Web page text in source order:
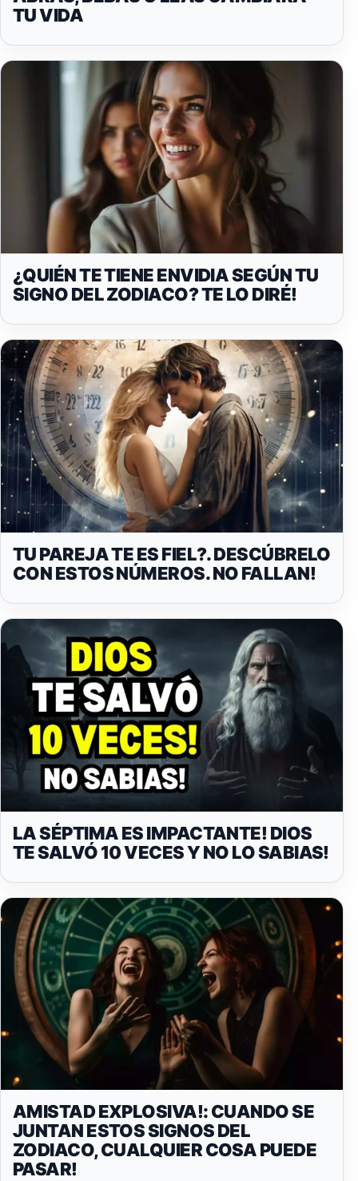
TU VIDA
¿QUIÉN TE TIENE ENVIDIA SEGÚN TU
SIGNO DEL ZODIACO? TE LO DIRÉ!
TU PAREJA TE ES FIEL?. DESCÚBRELO
CON ESTOS NÚMEROS. NO FALLAN!
LA SÉPTIMA ES IMPACTANTE! DIOS
TE SALVÓ 10 VECES Y NO LO SABIAS!
AMISTAD EXPLOSIVA!: CUANDO SE
JUNTAN ESTOS SIGNOS DEL
ZODIACO, CUALQUIER COSA PUEDE
PASAR!